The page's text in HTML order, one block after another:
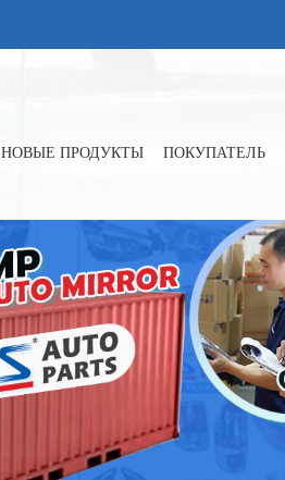
НОВЫЕ ПРОДУКТЫ ПОКУПАТЕЛЬ